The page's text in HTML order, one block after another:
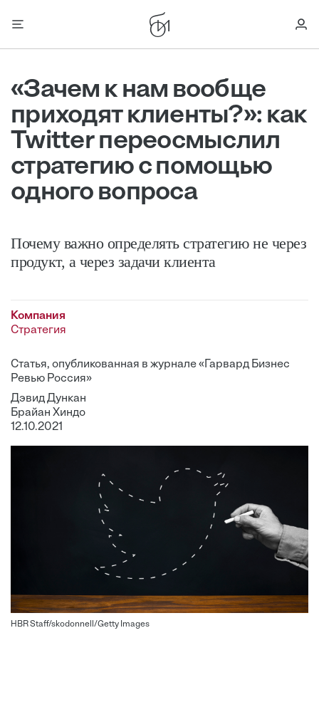
«Зачем к нам вообще
приходят клиенты?»: как
Twitter переосмыслил
стратегию с помощью
одного вопроса
Почему важно определять стратегию не через
продукт, а через задачи клиента
Компания
Стратегия
Статья, опубликованная в журнале «Гарвард Бизнес
Ревью Россия»
Дэвид Дункан
Брайан Хиндо
12.10.2021
HBR Staff/skodonnell/Getty Images